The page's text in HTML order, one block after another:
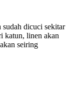
dicuci sekitar
katun, linen akan
seiring